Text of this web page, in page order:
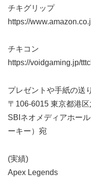
チキグリップ
https://
チキコン
https://voidgaming.jp/
プレゼントや手紙の送
〒106-6015 東京都港
SBIネオメディアホー
ーキー）宛
(実績)
Apex Legends